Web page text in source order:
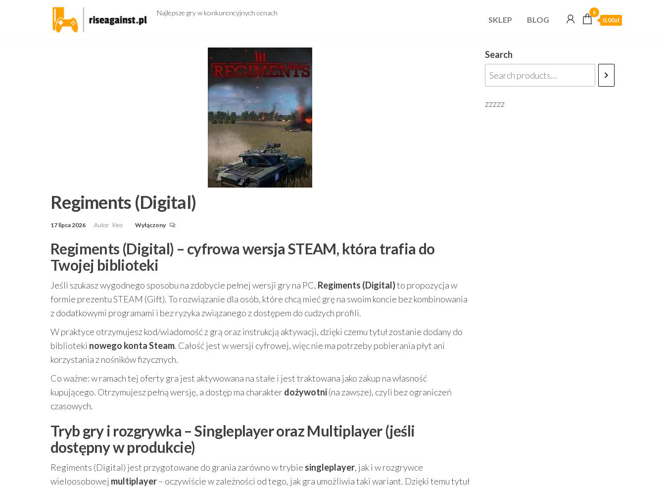
Najlepsze gry w konkurencyjnych cenach
SKLEP BLOG
0
0.00zł
Regiments (Digital)
17 lipca 2026 Autor kleo Wyłączony
Regiments (Digital) – cyfrowa wersja STEAM, która trafia do
Twojej biblioteki
Jeśli szukasz wygodnego sposobu na zdobycie pełnej wersji gry na PC, Regiments (Digital)to propozycja w
formie prezentu STEAM (Gift). To rozwiązanie dla osób, które chcą mieć grę na swoim koncie bez kombinowania
z dodatkowymi programami i bez ryzyka związanego z dostępem do cudzych profili.
W praktyce otrzymujesz kod/wiadomość z grą oraz instrukcją aktywacji, dzięki czemu tytuł zostanie dodany do
biblioteki nowego konta Steam. Całość jest w wersji cyfrowej, więc nie ma potrzeby pobierania płyt ani
korzystania z nośników fizycznych.
Co ważne: w ramach tej oferty gra jest aktywowana na stałe i jest traktowana jako zakup na własność
kupującego. Otrzymujesz pełną wersję, a dostęp ma charakterdożywotni(na zawsze), czyli bez ograniczeń
czasowych.
Tryb gry i rozgrywka – Singleplayer oraz Multiplayer (jeśli
dostępny w produkcie)
Regiments (Digital) jest przygotowane do grania zarówno w trybie singleplayer, jak i w rozgrywce
wieloosobowej multiplayer– oczywiście w zależności od tego, jak gra umożliwia taki wariant. Dzięki temu tytuł
Search
zzzzz